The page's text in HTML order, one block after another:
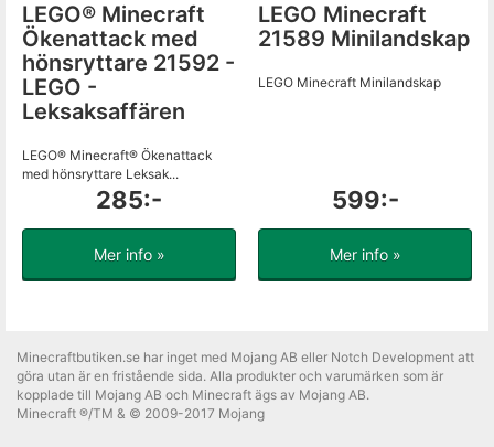
LEGO® Minecraft
Ökenattack med
hönsryttare 21592 -
LEGO -
Leksaksaffären
LEGO® Minecraft® Ökenattack
med hönsryttare Leksak...
285:-
Mer info »
LEGO Minecraft
21589 Minilandskap
LEGO Minecraft Minilandskap
599:-
Mer info »
Minecraftbutiken.se har inget med Mojang AB eller Notch Development att
göra utan är en fristående sida. Alla produkter och varumärken som är
kopplade till Mojang AB och Minecraft ägs av Mojang AB.
Minecraft ®/TM & © 2009-2017 Mojang